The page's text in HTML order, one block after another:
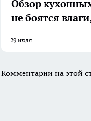
Обзор
не боятся
29 июля
Комментарии на этой